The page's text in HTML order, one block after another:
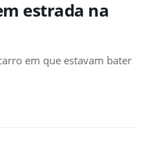
estrada na
em que estavam bater